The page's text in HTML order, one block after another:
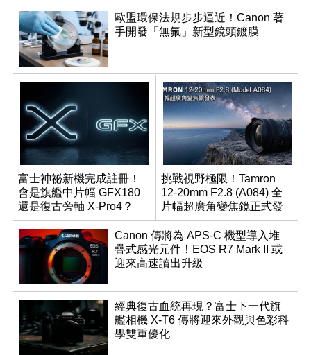
歐盟環保法規步步逼近！Canon 著
手開發「無氟」新型鏡頭鍍膜
富士神祕新機完成註冊！
會是旗艦中片幅 GFX180
還是復古旁軸 X-Pro4？
挑戰視野極限！Tamron
12-20mm F2.8 (A084) 全
片幅超廣角變焦鏡正式發
表
Canon 傳將為 APS-C 機型導入堆
疊式感光元件！EOS R7 Mark II 或
迎來高速讀出升級
經典復古血統再現？富士下一代旗
艦相機 X-T6 傳將迎來外觀與色彩科
學雙重優化